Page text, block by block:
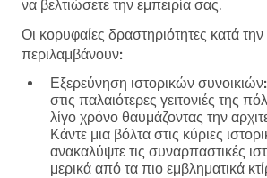
να βελτιώσετε την εμπειρία σας.
Οι κορυφαίες δραστηριότητες κατά
περιλαμβάνουν:
Εξερεύνηση ιστορικών συνοικιών:
στις παλαιότερες γειτονιές της
λίγο χρόνο θαυμάζοντας την
Κάντε μια βόλτα στις κύριες
ανακαλύψτε τις συναρπαστικές
μερικά από τα πιο εμβληματικά